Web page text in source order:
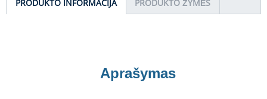
PRODUKTO INFORMACIJA PRODUKTO ŽYMĖS
Aprašymas